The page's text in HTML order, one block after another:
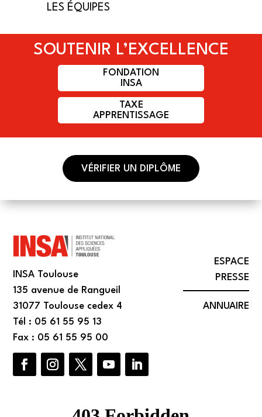
LES ÉQUIPES
SOUTENIR L’EXCELLENCE
FONDATION
INSA
TAXE
APPRENTISSAGE
VÉRIFIER UN DIPLÔME
INSA Toulouse
135 avenue de Rangueil
31077 Toulouse cedex 4
Tél : 05 61 55 95 13
Fax : 05 61 55 95 00
ESPACE
PRESSE
ANNUAIRE